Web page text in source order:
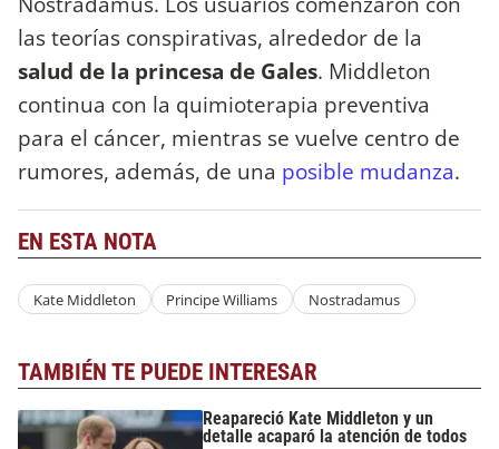
las teorías conspirativas, alrededor de la
salud de la princesa de Gales. Middleton
continua con la quimioterapia preventiva
para el cáncer, mientras se vuelve centro de
rumores, además, de una posible mudanza.
EN ESTA NOTA
Kate Middleton Principe Williams Nostradamus
TAMBIÉN TE PUEDE INTERESAR
Reapareció Kate Middleton y un
detalle acaparó la atención de todos